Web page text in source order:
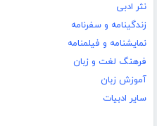
نثر ادبی
زندگینامه و سفرنامه
نمایشنامه و فیلمنامه
فرهنگ لغت و زبان
آموزش زبان
سایر ادبیات